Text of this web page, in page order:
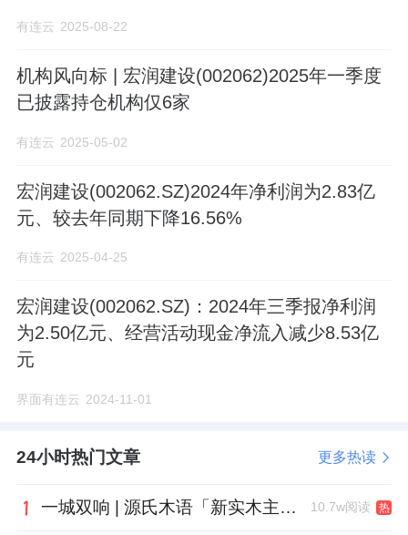
有连云 2025-08-22
机构风向标 | 宏润建设(002062)2025年一季度
已披露持仓机构仅6家
有连云 2025-05-02
宏润建设(002062.SZ)2024年净利润为2.83亿
元、较去年同期下降16.56%
有连云 2025-04-25
宏润建设(002062.SZ)：2024年三季报净利润
为2.50亿元、经营活动现金净流入减少8.53亿
元
界面有连云 2024-11-01
24小时热门文章 更多热读
一城双响 | 源氏木语「新实木主义——黑标生活提案」发布会落地天津，黑标旗舰店盛大启幕 10.7w阅读 热